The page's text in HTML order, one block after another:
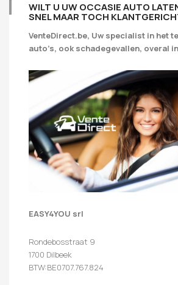
WILT U UW OCCASIE AUTO
SNEL MAAR TOCH
VenteDirect.be, Uw specialist in het
auto’s, ook schadegevallen, overal
EASY4YOU srl
Rondebosstraat 9
1700 Dilbeek
BTW:BE0707.767.824